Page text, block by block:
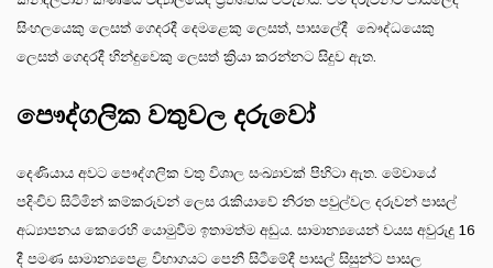
සිංහලයෙකු ලෙසත් ගෙදරදී දෙමළෙකු ලෙසත්, පාසලේදී බෞද්ධයෙකු
ලෙසත් ගෙදරදී හින්දුවෙකු ලෙසත් ක්‍රියා කරන්නට සිදුව ඇත.
පෞද්ගලික වතුවල දරුවෝ
දෙණියාය අවට පෞද්ගලික වතු විශාල සංඛ්‍යාවක් පිහිටා ඇත. මේවායේ
පදිංචිව සිටිමින් කම්කරුවන් ලෙස රැකියාවේ නිරත පවුල්වල දරුවන් පාසල්
අධ්‍යාපනය කෙරෙහි යොමුවීම ඉතාමත්ම අඩුය. සාමාන්‍යයෙන් වයස අවුරුදු 16
දී පමණ සාමාන්‍යපෙළ විභාගයට පෙනී සිටීමේදී පාසල් සිසුන්ට පාසල